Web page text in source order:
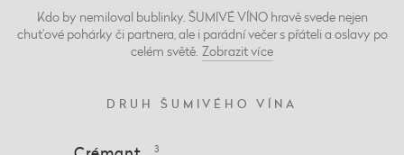
Kdo by nemiloval bublinky. ŠUMIVÉ VÍNO hravě svede nejen
chuťové pohárky či partnera, ale i parádní večer s přáteli a oslavy po
celém světě. Zobrazitvíce
DRUH ŠUMIVÉHO VÍNA
3